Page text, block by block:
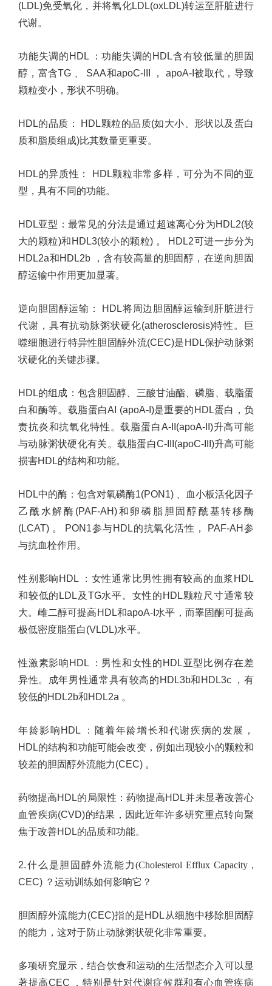
(LDL)免受氧化，并将氧化LDL(oxLDL)转运至肝脏进行
代谢。
功能失调的 HDL ：功能失调的 HDL含有较低量的胆固
醇，富含TG SAA和apoC-III ， apoA-I被取代，导致
颗粒变小，形状不明确。
HDL的品质 ： HDL颗粒的品质(如大小、形状以及蛋白
质和脂质组成)比其数量更重要。
HDL的异质性： HDL颗粒非常多样，可分为不同的亚
型，具有不同的功能。
HDL亚型 ： 最常见的分法是通过超速离心分为HDL2(较
大的颗粒)和 HDL3(较小的颗粒) 。 HDL2可进一步分为
HDL2a和HDL2b
，含有较高量的胆固醇，在逆向胆固
醇运输中作用更加显著。
逆向胆固醇运输 ： HDL将周边胆固醇运输到肝脏进行
代谢，具有抗动脉粥状硬化(atherosclerosis)特性。巨
噬细胞进行特异性胆固醇外流(CEC)是 HDL保护动脉粥
状硬化的关键步骤。
HDL的组成 ： 包含胆固醇、三酸甘油酯、磷脂、载脂蛋
白和酶等。载脂蛋白AI (apoA-I)是重要的 HDL蛋白，负
责抗炎和抗氧化特性。载脂蛋白A-II(apoA-II)升高可能
与动脉粥状硬化有关。载脂蛋白C-III(apoC-III)升高可能
损害HDL的结构和功能。
HDL中的酶 ： 包含对氧磷酶1(PON1)
、血小板活化因子
乙酰水解酶 (PAF-AH)和卵磷脂胆固醇酰基转移酶
(LCAT) 。 PON1参与HDL的抗氧化活性， PAF-AH 参
与抗血栓作用。
性别影响 HDL ： 女性通常比男性拥有较高的血浆 HDL
和较低的 LDL 及 TG水平。女性的 HDL颗粒尺寸通常较
大。雌二醇可提高 HDL和apoA-I 水平，而睪固酮可提高
极低密度脂蛋白(VLDL)水平。
性激素影响 HDL ： 男性和女性的 HDL亚型比例存在差
异性。成年男性通常具有较高的 HDL3b和 HDL3c
，有
较低的HDL2b和HDL2a 。
年龄影响 HDL ：
随着年龄增长和代谢疾病的发展，
HDL的结构和功能可能会改变，例如出现较小的颗粒和
较差的胆固醇外流能力(CEC) 。
药物提高HDL的局限性 ： 药物提高HDL并未显著改善心
血管疾病(CVD)的结果，因此近年许多研究重点转向聚
焦于改善HDL的品质和功能。
2.什么是胆固醇外流能力(Cholesterol Efflux Capacity ,
CEC) ？运动训练如何影响它？
胆固醇外流能力(CEC)指的是HDL 从细胞中移除胆固醇
的能力，这对于防止动脉粥状硬化非常重要。
多项研究显示，结合饮食和运动的生活型态介入可以显
著提高CEC ，特别是针对代谢症候群和有心血管疾病